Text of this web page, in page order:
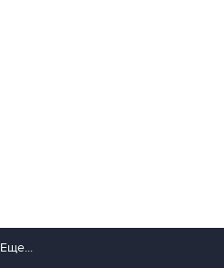
Еще...